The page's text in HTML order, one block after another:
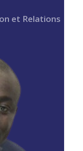
et Relations